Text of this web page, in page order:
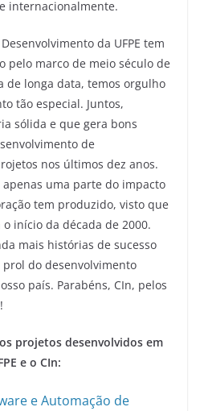
internacionalmente.
da UFPE tem
pelo marco de meio século de
de longa data, temos orgulho
tão especial. Juntos,
sólida e que gera bons
de
nos últimos dez anos.
uma parte do impacto
tem produzido, visto que
início da década de 2000.
mais histórias de sucesso
prol do desenvolvimento
país. Parabéns, CIn, pelos
projetos desenvolvidos em
e o CIn:
e Automação de